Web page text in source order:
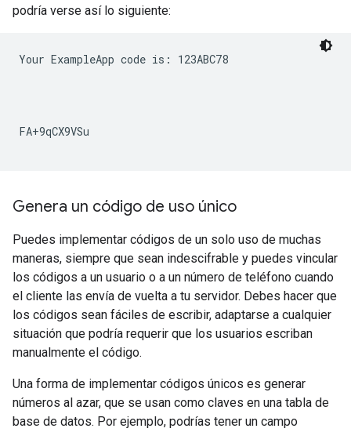
podría verse así lo siguiente:
Your ExampleApp code is: 123ABC78
Genera un código de uso único
Puedes implementar códigos de un solo uso de muchas
maneras, siempre que sean indescifrable y puedes vincular
los códigos a un usuario o a un número de teléfono cuando
el cliente las envía de vuelta a tu servidor. Debes hacer que
los códigos sean fáciles de escribir, adaptarse a cualquier
situación que podría requerir que los usuarios escriban
manualmente el código.
Una forma de implementar códigos únicos es generar
números al azar, que se usan como claves en una tabla de
base de datos. Por ejemplo, podrías tener un campo